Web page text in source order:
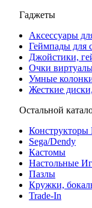
Гаджеты
Аксессуары
Геймпады для
Джойстики,
Очки
Умные
Жесткие
Остальной
Конструкторы
Sega/Dendy
Кастомы
Настольные
Пазлы
Кружки,
Trade-In